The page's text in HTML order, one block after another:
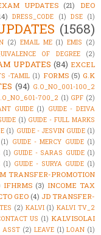
UPDATES (21)
DEO
DRESS_CODE (1) DSE (1)
(1568)
(2) EMAIL ME (1) EMIS (2)
OF DEGREE (2)
UPDATES (84) EXCEL
-TAMIL (1) FORMS (5) G.K
(94) G.O_NO_001-100_2
700_2 (1) GPF (2)
GUIDE (1) GUIDE - DEIVA
(1) GUIDE - FULL MARKS
(1) GUIDE - JESVIN GUIDE (1)
(1) GUIDE - MERCY GUIDE (1)
(1) GUIDE - SARAS GUIDE (1)
(1) GUIDE - SURYA GUIDE (1)
TRANSFER-PROMOTION
IFHRMS (3) INCOME TAX
GEO (4) JD TRANSFER-
(2) KALVI (1) KALVI TV_2
US (1) KALVISOLAI
ASST (2) LEAVE (1) LOAN (1)